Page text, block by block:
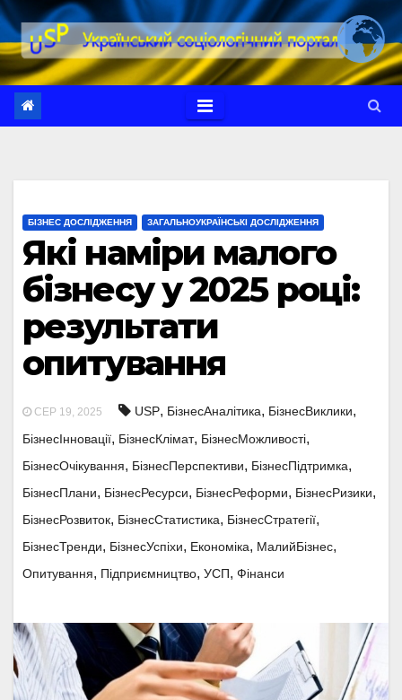
Перейти
до
вмісту
БІЗНЕС ДОСЛІДЖЕННЯ ЗАГАЛЬНОУКРАЇНСЬКІ ДОСЛІДЖЕННЯ
Які наміри малого
бізнесу у 2025 році:
результати
опитування
СЕР 19, 2025 USP, БізнесАналітика, БізнесВиклики,
БізнесІнновації, БізнесКлімат, БізнесМожливості,
БізнесОчікування, БізнесПерспективи, БізнесПідтримка,
БізнесПлани, БізнесРесурси, БізнесРеформи, БізнесРизики,
БізнесРозвиток, БізнесСтатистика, БізнесСтратегії,
БізнесТренди, БізнесУспіхи, Економіка, МалийБізнес,
Опитування, Підприємництво, УСП, Фінанси